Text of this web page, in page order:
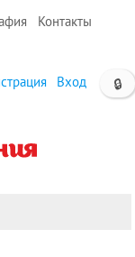
Контакты
🔒
Вход